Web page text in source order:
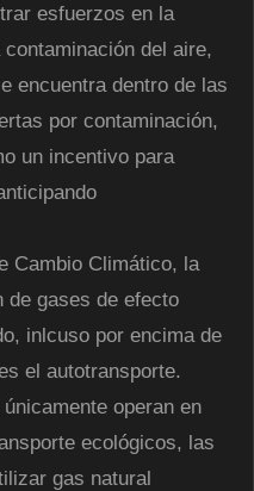
esfuerzos en la
del aire,
encuentra dentro de las
por contaminación,
un incentivo para
Cambio Climático, la
de gases de efecto
inlcuso por encima de
el autotransporte.
operan en
ecológicos, las
gas natural